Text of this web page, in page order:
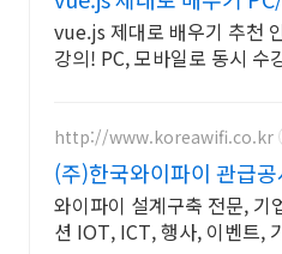
트폰 동영상강의
vue.js 제대로 배우기 추천
강의! PC, 모바일로 동시 수
http://www.koreawifi.co.kr
(주)한국와이파이 관급
설공사 가능
와이파이 설계구축 전문, 기
션 IOT, ICT, 행사, 이벤트,